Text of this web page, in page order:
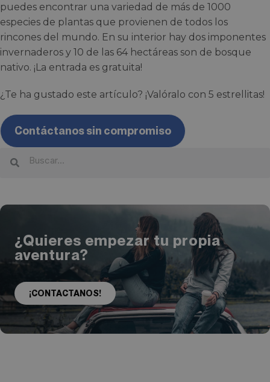
puedes encontrar una variedad de más de 1000
especies de plantas que provienen de todos los
rincones del mundo. En su interior hay dos imponentes
invernaderos y 10 de las 64 hectáreas son de bosque
nativo. ¡La entrada es gratuita!
¿Te ha gustado este artículo? ¡Valóralo con 5 estrellitas!
Contáctanos sin compromiso
¿Quieres empezar tu propia
aventura?
¡CONTACTANOS!